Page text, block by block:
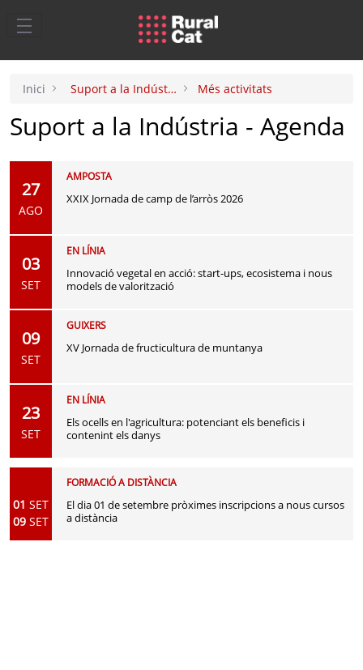
Salta al contingut principal
Inici Suport a la Indústria Agroalimentària Més activitats
Suport a la Indústria - Agenda
27
AGO
AMPOSTA
XXIX Jornada de camp de l’arròs 2026
03
SET
EN LÍNIA
Innovació vegetal en acció: start-ups, ecosistema i nous
models de valorització
09
SET
GUIXERS
XV Jornada de fructicultura de muntanya
23
SET
EN LÍNIA
Els ocells en l'agricultura: potenciant els beneficis i
contenint els danys
01 SET
09 SET
FORMACIÓ A DISTÀNCIA
El dia 01 de setembre pròximes inscripcions a nous cursos
a distància